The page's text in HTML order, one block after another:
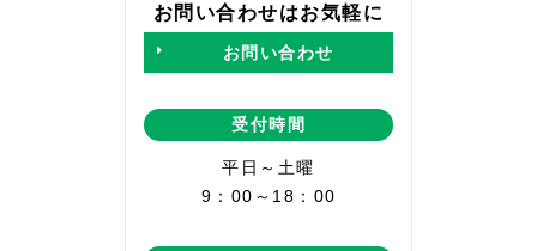
お問い合わせはお気軽に
お問い合わせ
受付時間
平日～土曜
9：00～18：00